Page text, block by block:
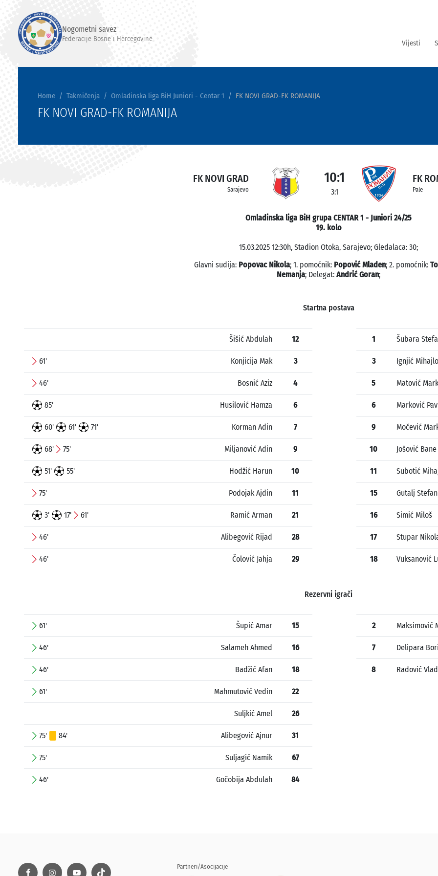
Nogometni savez
Federacije Bosne i Hercegovine Vijesti
Home Takmičenja Omladinska liga BiH Juniori - Centar 1 FK NOVI GRAD-FK ROMANIJA
FK NOVI GRAD-FK ROMANIJA
FK NOVI GRAD
Sarajevo
10:1
3:1
FK
Pale
Omladinska liga BiH grupa CENTAR 1 - Juniori 24/25
19. kolo
15.03.2025 12:30h, Stadion Otoka, Sarajevo; Gledalaca: 30;
Glavni sudija: Popovac Nikola; 1. pomoćnik: Popović Mladen; 2. pomoćnik:
Nemanja; Delegat: Andrić Goran;
Startna postava
Šišić Abdulah 12
61' Konjicija Mak 3
46' Bosnić Aziz 4
85' Husilović Hamza 6
60' 61' 71' Korman Adin 7
68' 75' Miljanović Adin 9
51' 55' Hodžić Harun 10
75' Podojak Ajdin 11
3' 17' 61' Ramić Arman 21
46' Alibegović Rijad 28
46' Čolović Jahja 29
1 Šubara
3 Ignjić Mihajlo
5 Matović
6 Marković
9 Močević
10 Jošović Bane
11 Subotić
15 Gutalj Stefan
16 Simić Miloš
17 Stupar
18 Vuksanović
Rezervni igrači
61' Šupić Amar 15
46' Salameh Ahmed 16
46' Badžić Afan 18
61' Mahmutović Vedin 22
Suljkić Amel 26
75' 84' Alibegović Ajnur 31
75' Suljagić Namik 67
46' Gočobija Abdulah 84
2 Maksimović
7 Delipara
8 Radović
Partneri/Asocijacije